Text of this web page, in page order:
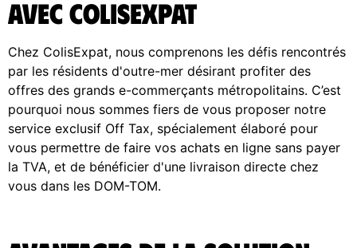
avec ColisExpat
Chez ColisExpat, nous comprenons les défis rencontrés
par les résidents d'outre-mer désirant profiter des
offres des grands e-commerçants métropolitains. C’est
pourquoi nous sommes fiers de vous proposer notre
service exclusif Off Tax, spécialement élaboré pour
vous permettre de faire vos achats en ligne sans payer
la TVA, et de bénéficier d'une livraison directe chez
vous dans les DOM-TOM.